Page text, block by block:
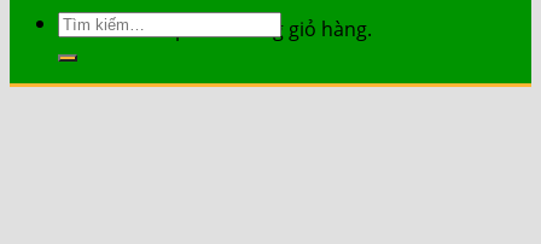
Chưa có sản phẩm trong giỏ hàng.
Tìm
kiếm: